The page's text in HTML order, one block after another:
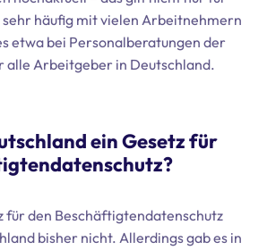
häufig mit vielen Arbeitnehmern
etwa bei Personalberatungen der
alle Arbeitgeber in Deutschland.
ein Gesetz für
für den Beschäftigtendatenschutz
bisher nicht. Allerdings gab es in